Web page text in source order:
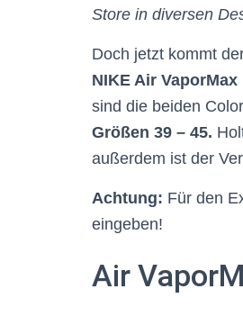
Store in diversen
Doch jetzt kommt
NIKE Air VaporMax
sind die beiden
Größen 39 – 45.
außerdem ist der
Achtung: Für den
eingeben!
Air